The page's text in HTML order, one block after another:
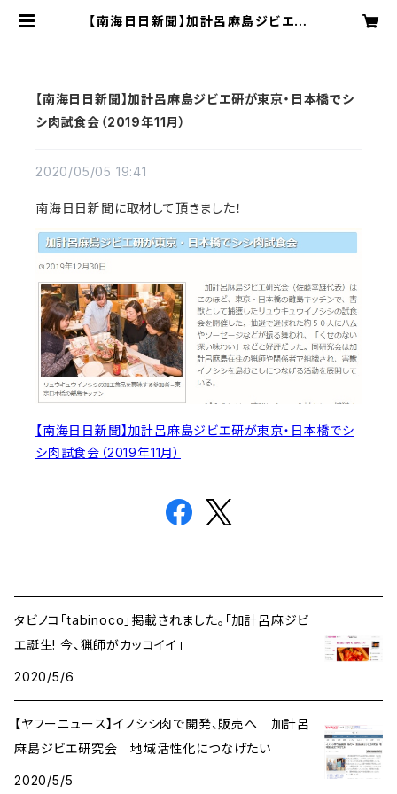
【南海日日新聞】加計呂麻島ジビエ研
【南海日日新聞】加計呂麻島ジビエ研が東京・日本橋でシ
シ肉試食会（2019年11月）
2020/05/05 19:41
南海日日新聞に取材して頂きました！
【南海日日新聞】加計呂麻島ジビエ研が東京・日本橋でシ
シ肉試食会（2019年11月）
タビノコ「tabinoco」掲載されました。「加計呂麻ジビ
エ誕生! 今、猟師がカッコイイ」
2020/5/6
【ヤフーニュース】イノシシ肉で開発、販売へ 加計呂
麻島ジビエ研究会 地域活性化につなげたい
2020/5/5